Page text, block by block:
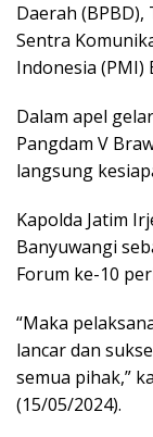
Daerah (BPBD),
Sentra
Indonesia (PMI)
Dalam apel
Pangdam V
langsung
Kapolda Jatim
Banyuwangi
Forum ke-10
“Maka
lancar dan
semua pihak,”
(15/05/2024).